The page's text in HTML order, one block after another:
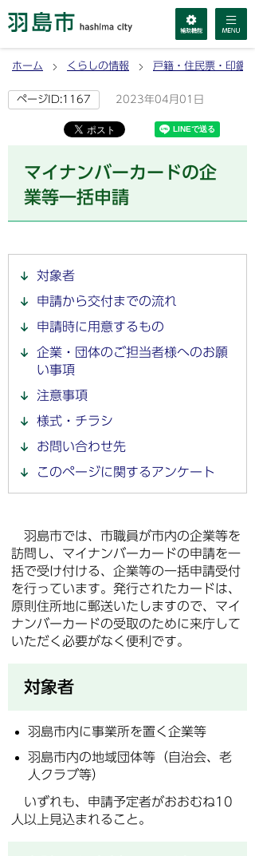
ホーム くらしの情報 戸籍・住民票・印鑑
ページID:1167 2023年04月01日
マイナンバーカードの企
業等一括申請
対象者
申請から交付までの流れ
申請時に用意するもの
企業・団体のご担当者様へのお願
い事項
注意事項
様式・チラシ
お問い合わせ先
このページに関するアンケート
羽島市では、市職員が市内の企業等を
訪問し、マイナンバーカードの申請を一
括で受け付ける、企業等の一括申請受付
を行っています。発行されたカードは、
原則住所地に郵送いたしますので、マイ
ナンバーカードの受取のために来庁して
いただく必要がなく便利です。
対象者
羽島市内に事業所を置く企業等
羽島市内の地域団体等（自治会、老
人クラブ等）
いずれも、申請予定者がおおむね10
人以上見込まれること。